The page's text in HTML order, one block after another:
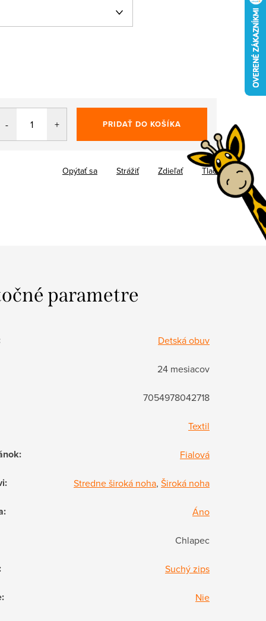
PRIDAŤ DO KOŠÍKA
Tlač
Opýtať sa Strážiť Zdieľať
parametre
Detská obuv
24 mesiacov
7054978042718
Textil
: Fialová
: Stredne široká noha, Široká noha
: Áno
Chlapec
Suchý zips
: Nie